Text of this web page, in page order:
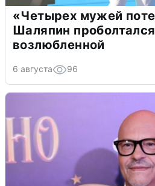
«Четырех мужей
Шаляпин
возлюбленной
6 августа 96